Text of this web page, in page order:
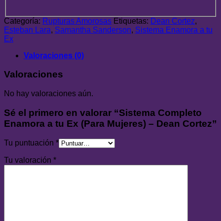
Ex
(Para
Mujeres)
Dean
Cortez
cantidad
Categoría: Rupturas Amorosas Etiquetas: Dean Cortez,
Esteban Lara, Samantha Sanderson, Sistema Enamora a tu
Ex
Valoraciones (0)
Valoraciones
No hay valoraciones aún.
Sé el primero en valorar “Sistema Completo
Enamora a tu Ex (Para Mujeres) – Dean Cortez”
Tu puntuación *
Tu valoración *